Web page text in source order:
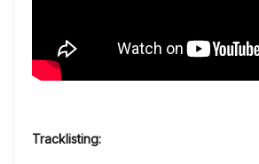
Tracklisting: